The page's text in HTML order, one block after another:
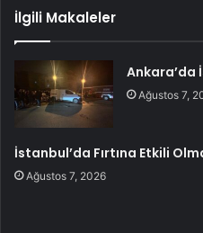
İlgili Makaleler
Ankara’da
Ağustos 7,
İstanbul’da Fırtına Etkili
Ağustos 7, 2026